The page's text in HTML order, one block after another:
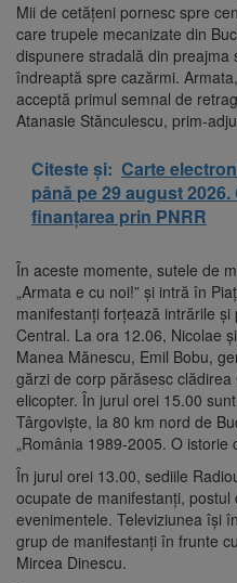
Mii de cetăţeni pornesc spre
care trupele mecanizate din
dispunere stradală din preajma
îndreaptă spre cazărmi.
acceptă primul semnal de
Atanasie Stănculescu, prim-
Citeste și: Carte
până pe 29 august
finanțarea prin PNRR
În aceste momente, sutele de
„Armata e cu noi!” şi intră în
manifestanţi forţează intrările
Central. La ora 12.06, Nicolae
Manea Mănescu, Emil Bobu,
gărzi de corp părăsesc
elicopter. În jurul orei 15.00
Târgovişte, la 80 km nord de
„România 1989-2005. O istorie
În jurul orei 13.00, sediile
ocupate de manifestanţi,
evenimentele. Televiziunea îşi
grup de manifestanţi în frunte
Mircea Dinescu.